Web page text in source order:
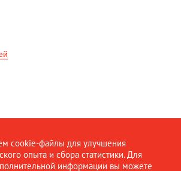
cookie-файлы для улучшения
опыта и сбора статистики. Для
информации вы можете